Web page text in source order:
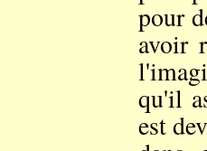
pour
avoir
qu'il
est